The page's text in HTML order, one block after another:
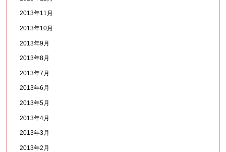
2013年11月
2013年10月
2013年9月
2013年8月
2013年7月
2013年6月
2013年5月
2013年4月
2013年3月
2013年2月